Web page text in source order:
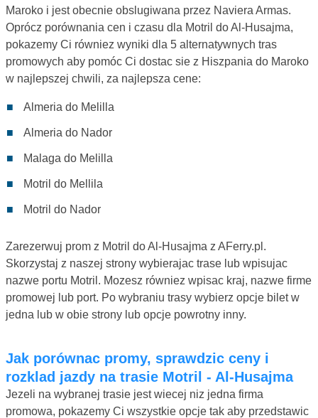
Maroko i jest obecnie obslugiwana przez Naviera Armas.
Oprócz porównania cen i czasu dla Motril do Al-Husajma,
pokazemy Ci równiez wyniki dla 5 alternatywnych tras
promowych aby pomóc Ci dostac sie z Hiszpania do Maroko
w najlepszej chwili, za najlepsza cene:
Almeria do Melilla
Almeria do Nador
Malaga do Melilla
Motril do Mellila
Motril do Nador
Zarezerwuj prom z Motril do Al-Husajma z AFerry.pl.
Skorzystaj z naszej strony wybierajac trase lub wpisujac
nazwe portu Motril. Mozesz równiez wpisac kraj, nazwe firme
promowej lub port. Po wybraniu trasy wybierz opcje bilet w
jedna lub w obie strony lub opcje powrotny inny.
Jak porównac promy, sprawdzic ceny i
rozklad jazdy na trasie Motril - Al-Husajma
Jezeli na wybranej trasie jest wiecej niz jedna firma
promowa, pokazemy Ci wszystkie opcje tak aby przedstawic